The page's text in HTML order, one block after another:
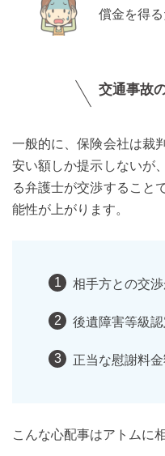
償金を得る
交通事故
一般的に、保険会社は裁
安い額しか提示しないが
る弁護士が交渉すること
能性が上がります。
相手方との交
後遺障害等級
正当な慰謝料
こんな心配事はアトムに